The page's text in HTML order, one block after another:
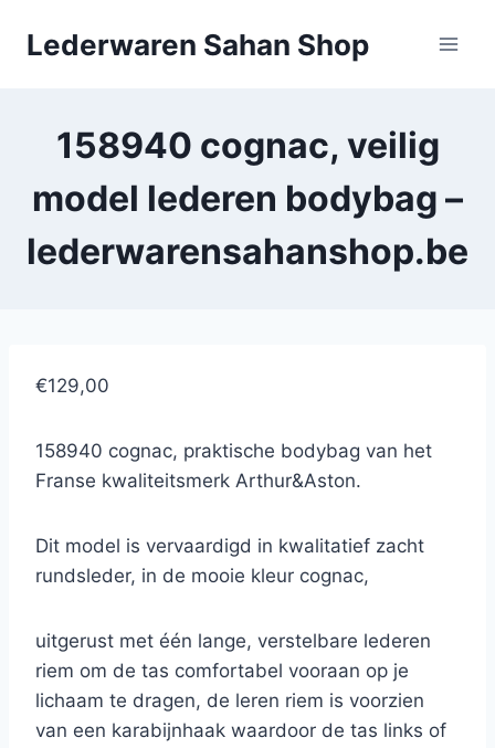
Lederwaren Sahan Shop
158940 cognac, veilig
model lederen bodybag –
lederwarensahanshop.be
€129,00
158940 cognac, praktische bodybag van het
Franse kwaliteitsmerk Arthur&Aston.
Dit model is vervaardigd in kwalitatief zacht
rundsleder, in de mooie kleur cognac,
uitgerust met één lange, verstelbare lederen
riem om de tas comfortabel vooraan op je
lichaam te dragen, de leren riem is voorzien
van een karabijnhaak waardoor de tas links of